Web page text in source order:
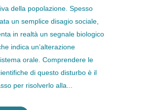
della popolazione. Spesso
un semplice disagio sociale,
in realtà un segnale biologico
indica un’alterazione
orale. Comprendere le
di questo disturbo è il
per risolverlo alla...